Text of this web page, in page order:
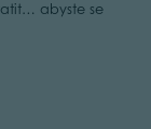
abyste se